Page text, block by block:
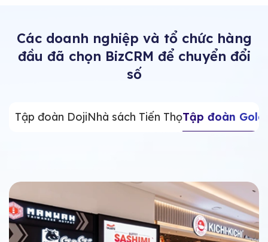
Các doanh nghiệp và tổ chức hàng
đầu đã chọn BizCRM để chuyển đổi
số
Tập đoàn DojiNhà sách Tiến ThọTập đoàn